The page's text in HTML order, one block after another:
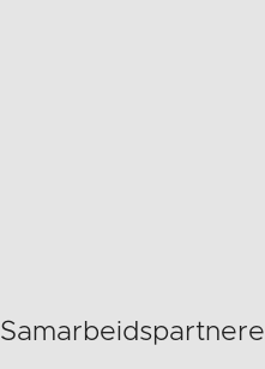
Samarbeidspartnere